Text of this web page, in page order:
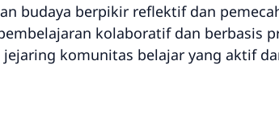
budaya berpikir reflektif dan
kolaboratif dan berbasis
jejaring komunitas belajar yang aktif